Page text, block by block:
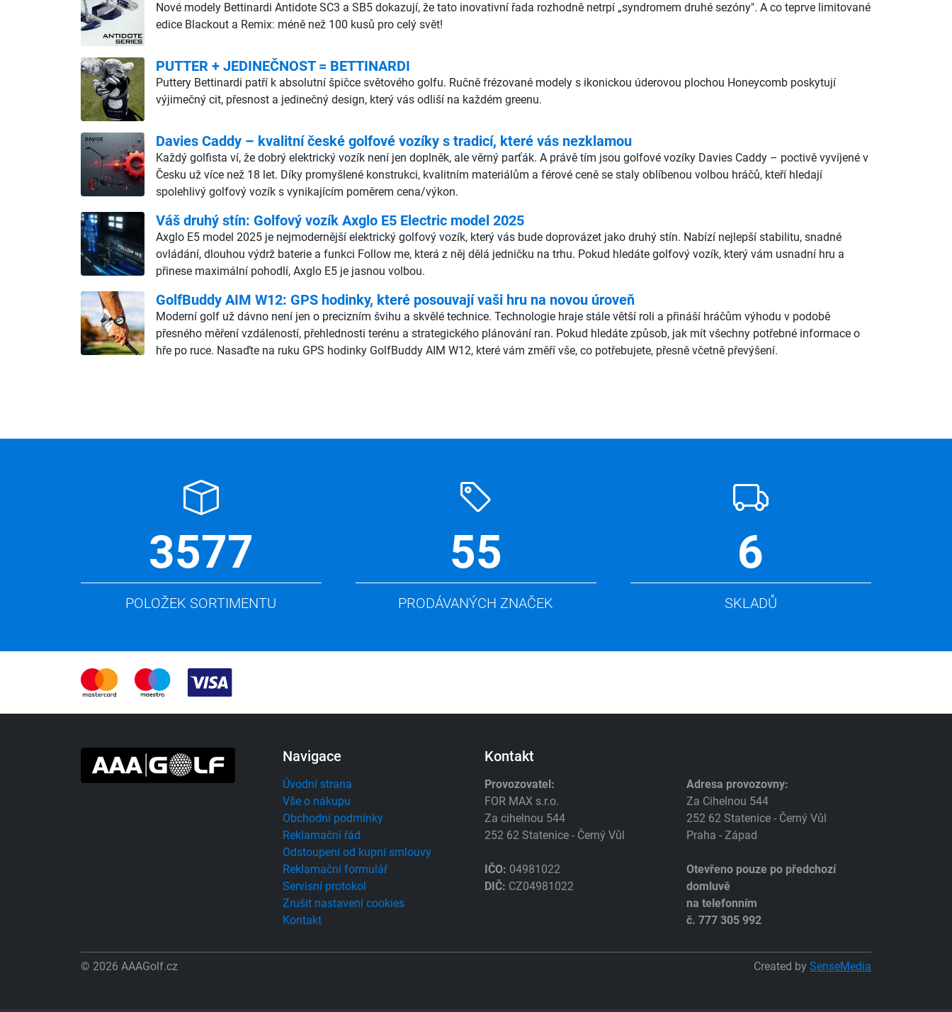
Nové modely Bettinardi Antidote SC3 a SB5 dokazují, že tato inovativní řada rozhodně netrpí „syndromem druhé sezóny". A co teprve limitované
edice Blackout a Remix: méně než 100 kusů pro celý svět!
PUTTER + JEDINEČNOST = BETTINARDI
Puttery Bettinardi patří k absolutní špičce světového golfu. Ručně frézované modely s ikonickou úderovou plochou Honeycomb poskytují
výjimečný cit, přesnost a jedinečný design, který vás odliší na každém greenu.
Davies Caddy – kvalitní české golfové vozíky s tradicí, které vás nezklamou
Každý golfista ví, že dobrý elektrický vozík není jen doplněk, ale věrný parťák. A právě tím jsou golfové vozíky Davies Caddy – poctivě vyvíjené v
Česku už více než 18 let. Díky promyšlené konstrukci, kvalitním materiálům a férové ceně se staly oblíbenou volbou hráčů, kteří hledají
spolehlivý golfový vozík s vynikajícím poměrem cena/výkon.
Váš druhý stín: Golfový vozík Axglo E5 Electric model 2025
Axglo E5 model 2025 je nejmodernější elektrický golfový vozík, který vás bude doprovázet jako druhý stín. Nabízí nejlepší stabilitu, snadné
ovládání, dlouhou výdrž baterie a funkci Follow me, která z něj dělá jedničku na trhu. Pokud hledáte golfový vozík, který vám usnadní hru a
přinese maximální pohodlí, Axglo E5 je jasnou volbou.
GolfBuddy AIM W12: GPS hodinky, které posouvají vaši hru na novou úroveň
Moderní golf už dávno není jen o precizním švihu a skvělé technice. Technologie hraje stále větší roli a přináší hráčům výhodu v podobě
přesného měření vzdáleností, přehlednosti terénu a strategického plánování ran. Pokud hledáte způsob, jak mít všechny potřebné informace o
hře po ruce. Nasaďte na ruku GPS hodinky GolfBuddy AIM W12, které vám změří vše, co potřebujete, přesně včetně převýšení.
3577
POLOŽEK SORTIMENTU
55
PRODÁVANÝCH ZNAČEK
6
SKLADŮ
Navigace
Úvodní strana
Vše o nákupu
Obchodní podmínky
Reklamační řád
Odstoupení od kupní smlouvy
Reklamační formulář
Servisní protokol
Zrušit nastavení cookies
Kontakt
Kontakt
Provozovatel:
FOR MAX s.r.o.
Za cihelnou 544
252 62 Statenice - Černý Vůl
IČO: 04981022
DIČ: CZ04981022
Adresa provozovny:
Za Cihelnou 544
252 62 Statenice - Černý Vůl
Praha - Západ
Otevřeno pouze po předchozí
domluvě
na telefonním
č. 777 305 992
© 2026 AAAGolf.cz Created by SenseMedia